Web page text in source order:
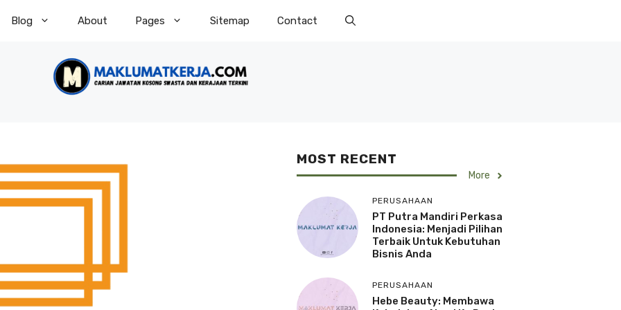
Blog About Pages Sitemap Contact
MOST RECENT
More
PERUSAHAAN
PT Putra Mandiri Perkasa
Indonesia: Menjadi Pilihan
Terbaik Untuk Kebutuhan
Bisnis Anda
PERUSAHAAN
Hebe Beauty: Membawa